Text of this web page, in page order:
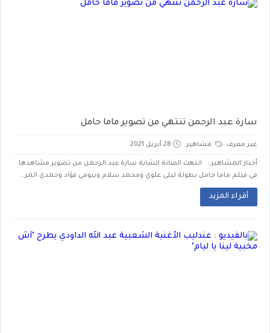
سارة عبد الرحمن تنتهي من تصوير ماما حامل
غير معرف مشاهير 28 أبريل 2021
أخبار المشاهير : انتهت الفنانة الشابة سارة عبد الرحمن من تصوير مشاهدها
في فيلم ماما حامل بطولة ليلى علوي ومحمد سلام وبيومي فؤاد وحمدي المر...
أقراء المزيد